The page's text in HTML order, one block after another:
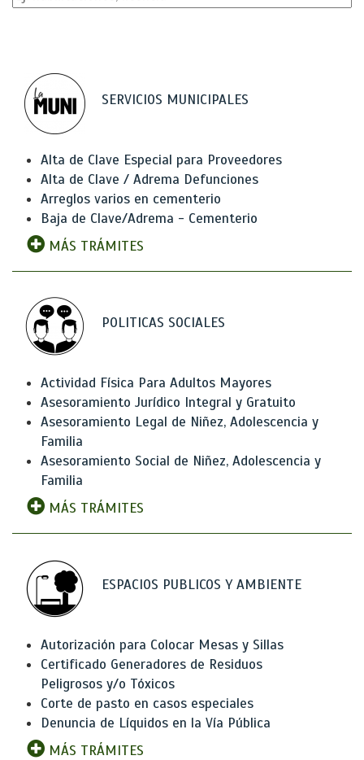
SERVICIOS MUNICIPALES
Alta de Clave Especial para Proveedores
Alta de Clave / Adrema Defunciones
Arreglos varios en cementerio
Baja de Clave/Adrema - Cementerio
MÁS TRÁMITES
POLITICAS SOCIALES
Actividad Física Para Adultos Mayores
Asesoramiento Jurídico Integral y Gratuito
Asesoramiento Legal de Niñez, Adolescencia y
Familia
Asesoramiento Social de Niñez, Adolescencia y
Familia
MÁS TRÁMITES
ESPACIOS PUBLICOS Y AMBIENTE
Autorización para Colocar Mesas y Sillas
Certificado Generadores de Residuos
Peligrosos y/o Tóxicos
Corte de pasto en casos especiales
Denuncia de Líquidos en la Vía Pública
MÁS TRÁMITES